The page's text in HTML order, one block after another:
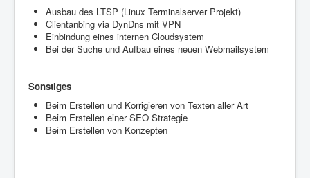
Ausbau des LTSP (Linux Terminalserver Projekt)
Clientanbing via DynDns mit VPN
Einbindung eines internen Cloudsystem
Bei der Suche und Aufbau eines neuen Webmailsystem
Sonstiges
Beim Erstellen und Korrigieren von Texten aller Art
Beim Erstellen einer SEO Strategie
Beim Erstellen von Konzepten